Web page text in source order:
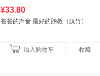
¥33.80
爸爸的声音 最好的胎教（汉竹）
加入购物车 收藏